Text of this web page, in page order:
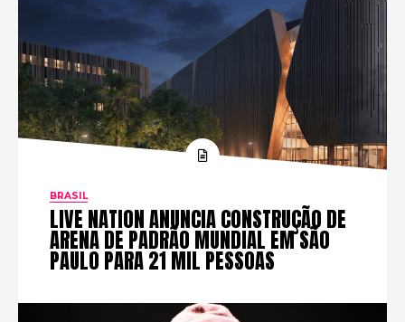
BRASIL
LIVE NATION ANUNCIA CONSTRUÇÃO DE
ARENA DE PADRÃO MUNDIAL EM SÃO
PAULO PARA 21 MIL PESSOAS